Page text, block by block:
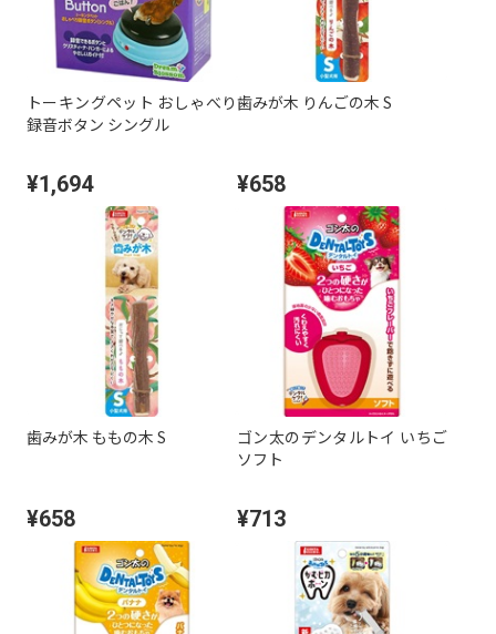
トーキングペット おしゃべり
録音ボタン シングル
¥1,694
歯みが木 りんごの木 S
¥658
歯みが木 ももの木 S
¥658
ゴン太のデンタルトイ いちご
ソフト
¥713